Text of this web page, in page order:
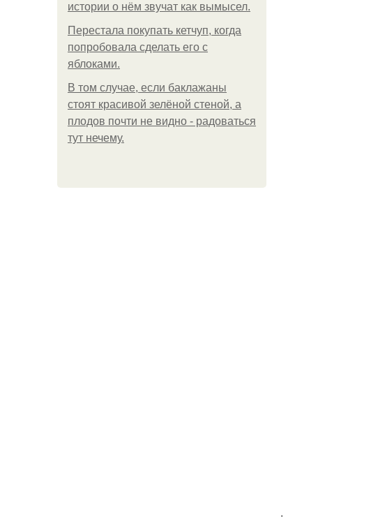
истории о нём звучат как вымысел.
Перестала покупать кетчуп, когда
попробовала сделать его с
яблоками.
В том случае, если баклажаны
стоят красивой зелёной стеной, а
плодов почти не видно - радоваться
тут нечему.
.